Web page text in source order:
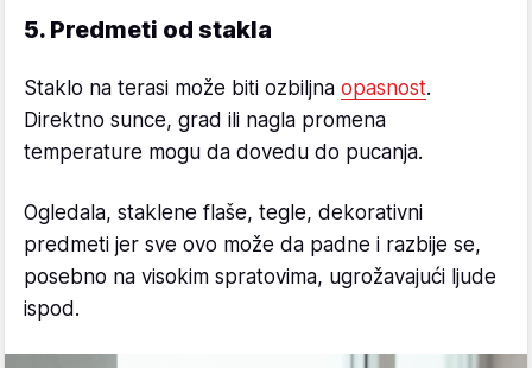
5. Predmeti od stakla
Staklo na terasi može biti ozbiljna opasnost.
Direktno sunce, grad ili nagla promena
temperature mogu da dovedu do pucanja.
Ogledala, staklene flaše, tegle, dekorativni
predmeti jer sve ovo može da padne i razbije se,
posebno na visokim spratovima, ugrožavajući ljude
ispod.